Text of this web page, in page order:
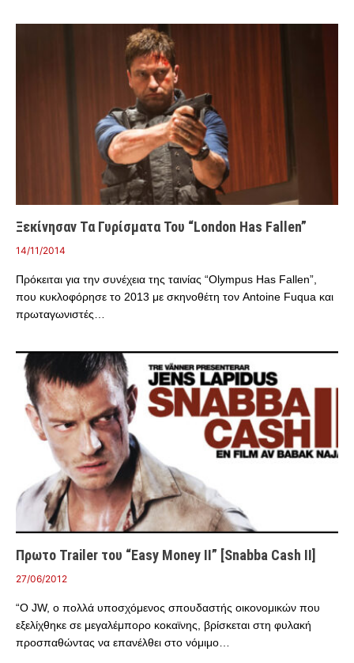
Ξεκίνησαν Τα Γυρίσματα Του “London Has Fallen”
14/11/2014
Πρόκειται για την συνέχεια της ταινίας “Olympus Has Fallen”,
που κυκλοφόρησε το 2013 με σκηνοθέτη τον Antoine Fuqua και
πρωταγωνιστές…
Πρωτο Trailer του “Easy Money ΙΙ” [Snabba Cash ΙΙ]
27/06/2012
“Ο JW, ο πολλά υποσχόμενος σπουδαστής οικονομικών που
εξελίχθηκε σε μεγαλέμπορο κοκαϊνης, βρίσκεται στη φυλακή
προσπαθώντας να επανέλθει στο νόμιμο…